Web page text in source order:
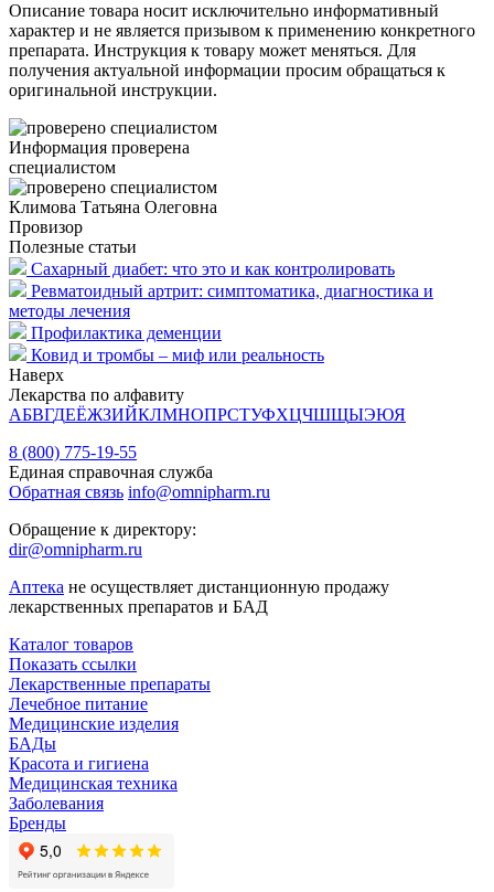
Описание товара носит исключительно информативный
характер и не является призывом к применению конкретного
препарата. Инструкция к товару может меняться. Для
получения актуальной информации просим обращаться к
оригинальной инструкции.
Информация проверена
специалистом
Климова Татьяна Олеговна
Провизор
Полезные статьи
Сахарный диабет: что это и как контролировать
Ревматоидный артрит: симптоматика, диагностика и
методы лечения
Профилактика деменции
Ковид и тромбы – миф или реальность
Наверх
Лекарства по алфавиту
АБВГДЕЁЖЗИЙКЛМНОПРСТУФХЦЧШЩЫЭЮЯ
8 (800) 775-19-55
Единая справочная служба
Обратная связь info@omnipharm.ru
Обращение к директору:
dir@omnipharm.ru
Аптека не осуществляет дистанционную продажу
лекарственных препаратов и БАД
Каталог товаров
Показать ссылки
Лекарственные препараты
Лечебное питание
Медицинские изделия
БАДы
Красота и гигиена
Медицинская техника
Заболевания
Бренды